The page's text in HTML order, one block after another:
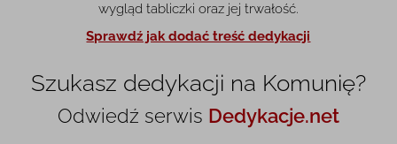
wygląd tabliczki oraz jej trwałość.
Sprawdź jak dodać treść dedykacji
Szukasz dedykacji na Komunię?
Odwiedź serwis Dedykacje.net